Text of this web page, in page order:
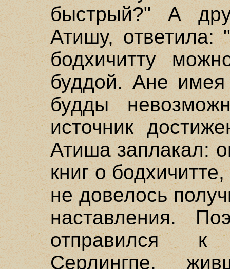
быстрый?" А
Атишу, ответила:
бодхичитту
буддой. Ане имея
будды
источник
Атиша заплакал:
книг о
не довелось
наставления.
отправился к
Серлингпе,